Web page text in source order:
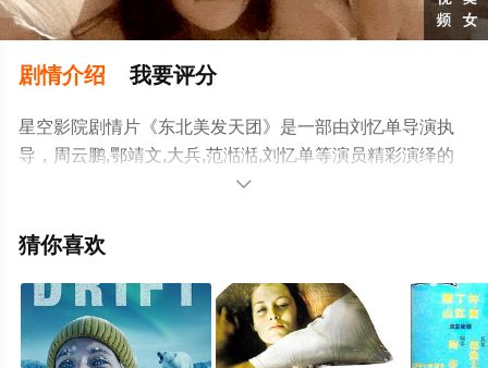
剧情介绍 我要评分
星空影院剧情片《东北美发天团》是一部由刘忆单导演执
导，周云鹏,鄂靖文,大兵,范湉湉,刘忆单等演员精彩演绎的
中国大陆电影，手机免费观看高清无删减完整版电影大全
猫或剧情网等平台了解。

猜你喜欢